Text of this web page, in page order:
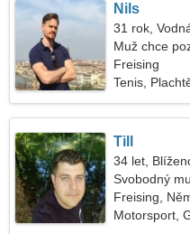
Nils
31 rok,
Muž chce
Freising
Tenis,
Till
34 let,
Svobodný
Freising,
Motorsport,